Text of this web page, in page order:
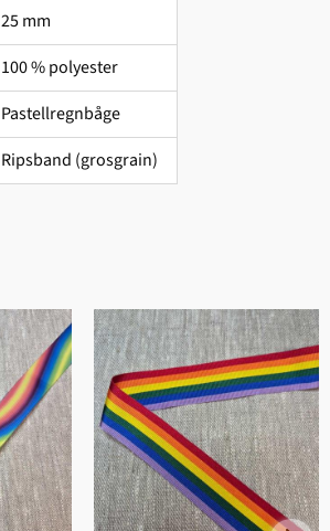
25 mm
100 % polyester
Pastellregnbåge
Ripsband (grosgrain)